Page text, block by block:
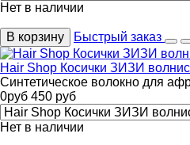
Нет в наличии
В корзину Быстрый заказ
Hair Shop Косички ЗИЗИ
Синтетическое волокно для
0руб 450 руб
Нет в наличии